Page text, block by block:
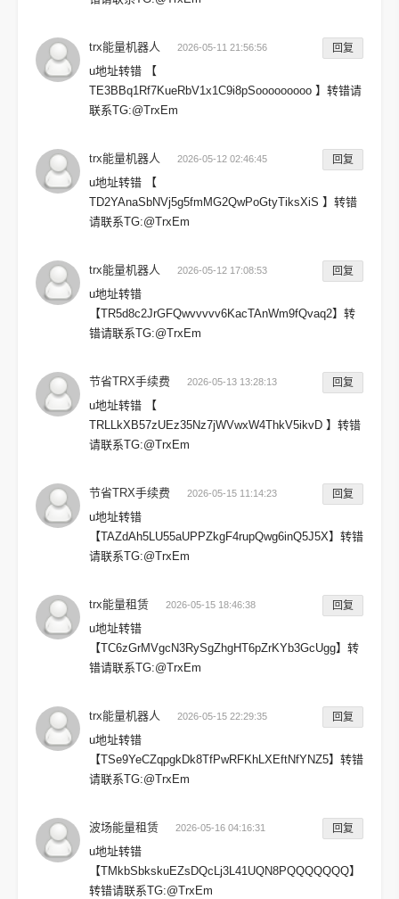
trx能量机器人 2026-05-11 21:56:56 回复
u地址转错 【
TE3BBq1Rf7KueRbV1x1C9i8pSooooooooo 】转错请
联系TG:@TrxEm
trx能量机器人 2026-05-12 02:46:45 回复
u地址转错 【
TD2YAnaSbNVj5g5fmMG2QwPoGtyTiksXiS 】转错
请联系TG:@TrxEm
trx能量机器人 2026-05-12 17:08:53 回复
u地址转错
【TR5d8c2JrGFQwvvvvv6KacTAnWm9fQvaq2】转
错请联系TG:@TrxEm
节省TRX手续费 2026-05-13 13:28:13 回复
u地址转错 【
TRLLkXB57zUEz35Nz7jWVwxW4ThkV5ikvD 】转错
请联系TG:@TrxEm
节省TRX手续费 2026-05-15 11:14:23 回复
u地址转错
【TAZdAh5LU55aUPPZkgF4rupQwg6inQ5J5X】转错
请联系TG:@TrxEm
trx能量租赁 2026-05-15 18:46:38 回复
u地址转错
【TC6zGrMVgcN3RySgZhgHT6pZrKYb3GcUgg】转
错请联系TG:@TrxEm
trx能量机器人 2026-05-15 22:29:35 回复
u地址转错
【TSe9YeCZqpgkDk8TfPwRFKhLXEftNfYNZ5】转错
请联系TG:@TrxEm
波场能量租赁 2026-05-16 04:16:31 回复
u地址转错
【TMkbSbkskuEZsDQcLj3L41UQN8PQQQQQQQ】
转错请联系TG:@TrxEm